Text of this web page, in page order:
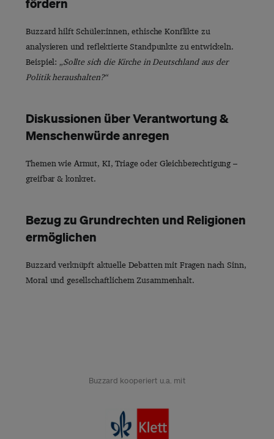
Buzzard hilft Schüler:innen, ethische Konflikte zu
analysieren und reflektierte Standpunkte zu entwickeln.
Beispiel:„Sollte sich die Kirche in Deutschland aus der
Politik heraushalten?“
Diskussionen über Verantwortung &
Menschenwürde anregen
Themen wie Armut, KI, Triage oder Gleichberechtigung –
greifbar & konkret.
Bezug zu Grundrechten und Religionen
ermöglichen
Buzzard verknüpft aktuelle Debatten mit Fragen nach Sinn,
Moral und gesellschaftlichem Zusammenhalt.
Buzzard kooperiert u.a. mit